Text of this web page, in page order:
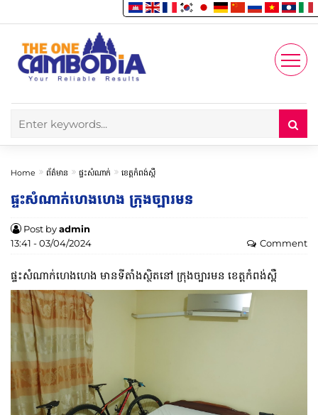
Account
Enjoy
Home ព័ត៌មាន ផ្ទះសំណាក់ ខេត្តកំពង់ស្ពឺ
ផ្ទះសំណាក់​ហេង​ហេង ក្រុងច្បារមន
Post byadmin
13:41 - 03/04/2024
Comment
ផ្ទះសំណាក់​ហេង​ហេង មានទីតាំងស្ថិតនៅ ក្រុងច្បារមន ខេត្តកំពង់ស្ពឺ